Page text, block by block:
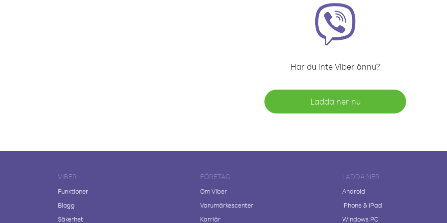
Har du inte Viber ännu?
Ladda ner nu
VIBER
Funktioner
Blogg
Säkerhet
FÖRETAG
Om Viber
Varumärkescenter
Karriär
LADDA NER
Android
iPhone & iPad
Windows PC